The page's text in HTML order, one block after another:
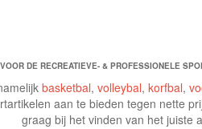
DE RECREATIEVE- & PROFESSIONELE
basketbal, volleybal, korfbal,
aan te bieden tegen nette
graag bij het vinden van het juiste